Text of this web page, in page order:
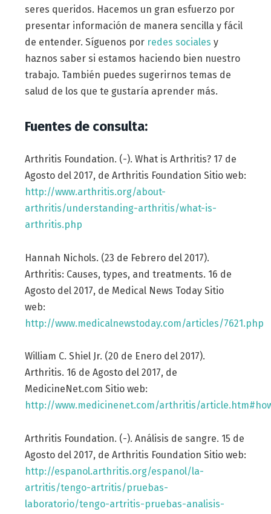
seres queridos. Hacemos un gran esfuerzo por
presentar información de manera sencilla y fácil
de entender. Síguenos por redes sociales y
haznos saber si estamos haciendo bien nuestro
trabajo. También puedes sugerirnos temas de
salud de los que te gustaría aprender más.
Fuentes de consulta:
Arthritis Foundation. (-). What is Arthritis? 17 de
Agosto del 2017, de Arthritis Foundation Sitio web:
http://www.arthritis.org/about-
arthritis/understanding-arthritis/what-is-
arthritis.php
Hannah Nichols. (23 de Febrero del 2017).
Arthritis: Causes, types, and treatments. 16 de
Agosto del 2017, de Medical News Today Sitio
web:
http://www.medicalnewstoday.com/articles/7621.php
William C. Shiel Jr. (20 de Enero del 2017).
Arthritis. 16 de Agosto del 2017, de
MedicineNet.com Sitio web:
http://www.medicinenet.com/arthritis/
Arthritis Foundation. (-). Análisis de sangre. 15 de
Agosto del 2017, de Arthritis Foundation Sitio web:
http://espanol.arthritis.org/espanol/la-
artritis/tengo-artritis/pruebas-
laboratorio/tengo-artritis-pruebas-analisis-